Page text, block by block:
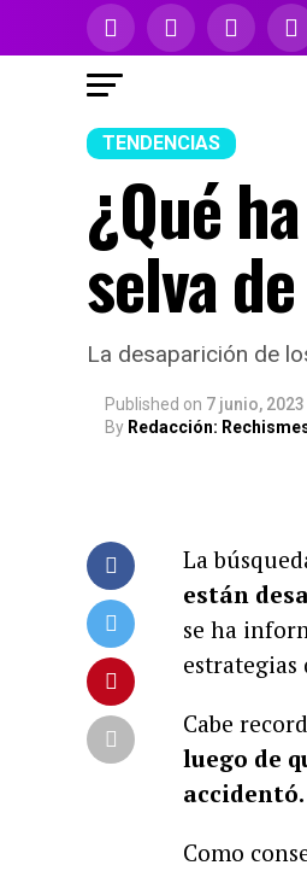
TENDENCIAS
¿Qué
selva
La desaparición de
Published on 7 junio, 2023
By Redacción:
La
están
se ha
Cabe
luego de
accidentó.
Como